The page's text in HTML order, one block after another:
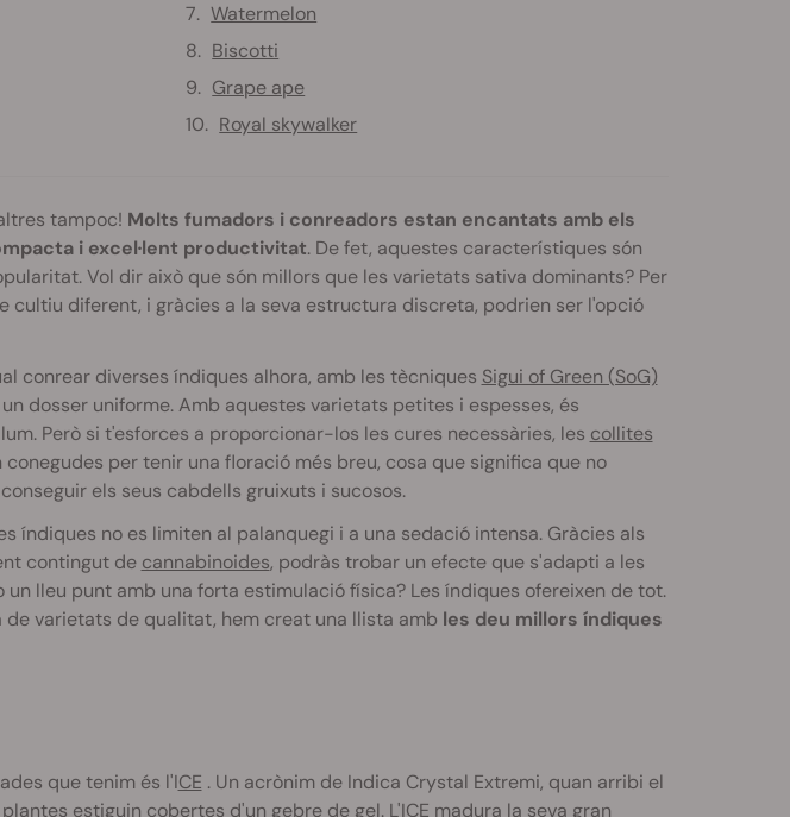
Watermelon
Biscotti
Grape ape
Royal skywalker
tampoc! Molts fumadors i conreadors estan encantats amb els
i excel·lent productivitat. De fet, aquestes característiques són
Vol dir això que són millors que les varietats sativa dominants? Per
cultiu diferent, i gràcies a la seva estructura discreta, podrien ser l'opció
conrear diverses índiques alhora, amb les tècniques Sigui of Green (SoG)
dosser uniforme. Amb aquestes varietats petites i espesses, és
Però si t'esforces a proporcionar-los les cures necessàries, les collites
conegudes per tenir una floració més breu, cosa que significa que no
els seus cabdells gruixuts i sucosos.
índiques no es limiten al palanquegi i a una sedació intensa. Gràcies als
contingut de cannabinoides, podràs trobar un efecte que s'adapti a les
lleu punt amb una forta estimulació física? Les índiques ofereixen de tot.
varietats de qualitat, hem creat una llista amb les deu millors índiques
que tenim és l'ICE . Un acrònim de Indica Crystal Extremi, quan arribi el
estiguin cobertes d'un gebre de gel. L'ICE madura la seva gran